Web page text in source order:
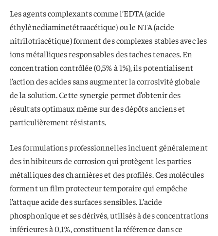
Les agents complexants comme l’EDTA (acide
éthylènediaminetétraacétique) ou le NTA (acide
nitrilotriacétique) forment des complexes stables avec les
ions métalliques responsables des taches tenaces. En
concentration contrôlée (0,5% à 1%), ils potentialisent
l’action des acides sans augmenter la corrosivité globale
de la solution. Cette synergie permet d’obtenir des
résultats optimaux même sur des dépôts anciens et
particulièrement résistants.
Les formulations professionnelles incluent généralement
des inhibiteurs de corrosion qui protègent les parties
métalliques des charnières et des profilés. Ces molécules
forment un film protecteur temporaire qui empêche
l’attaque acide des surfaces sensibles. L’acide
phosphonique et ses dérivés, utilisés à des concentrations
inférieures à 0,1%, constituent la référence dans ce